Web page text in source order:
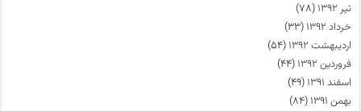
تیر ۱۳۹۲
(۷۸)
خرداد ۱۳۹۲
(۳۳)
اردیبهشت ۱۳۹۲
(۵۴)
فروردین ۱۳۹۲
(۴۴)
اسفند ۱۳۹۱
(۴۹)
بهمن ۱۳۹۱
(۸۴)